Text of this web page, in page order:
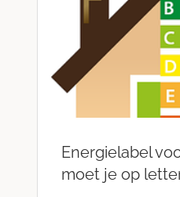
Energielabel
moet je op